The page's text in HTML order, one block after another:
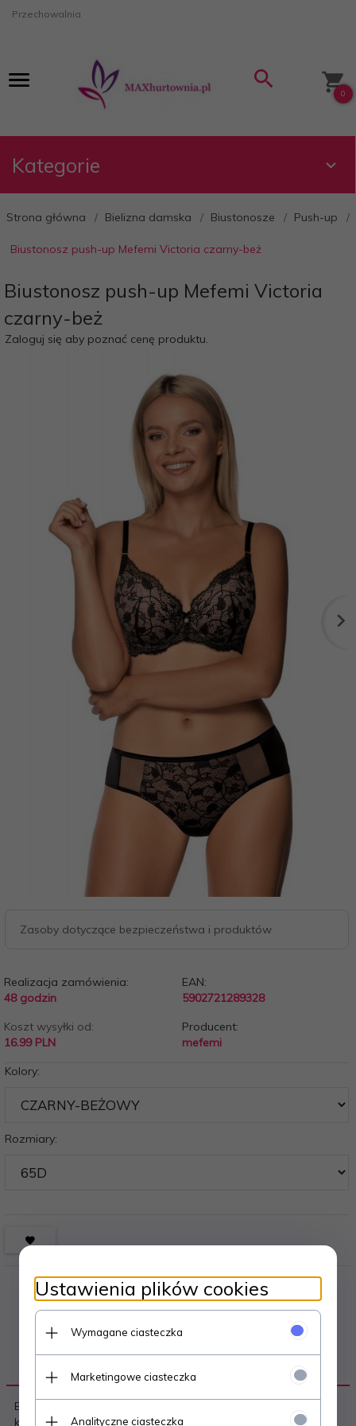
Przechowalnia
0
Kategorie
Strona główna Bielizna damska Biustonosze Push-up
Biustonosz push-up Mefemi Victoria czarny-beż
Biustonosz push-up Mefemi Victoria
czarny-beż
Zaloguj się aby poznać cenę produktu.
Zasoby dotyczące bezpieczeństwa i produktów
Realizacja zamówienia:
48 godzin
EAN:
5902721289328
Koszt wysyłki od:
16.99 PLN
Producent:
mefemi
Kolory:
Rozmiary:
OPIS PRODUKTU
Biustonosz push-up z fiszbinami - miseczki z efektownej
koronki - podszyte beżową bawełną, z wyjmowaną wkładką
Ustawienia plików cookies
Wymagane ciasteczka
Marketingowe ciasteczka
Analityczne ciasteczka